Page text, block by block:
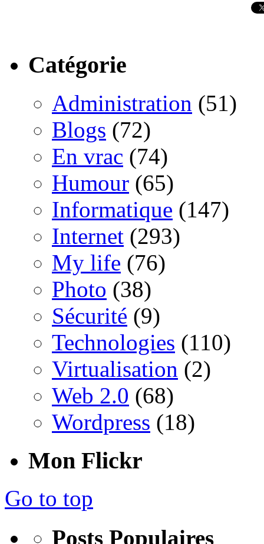
Catégorie
Administration (51)
Blogs (72)
En vrac (74)
Humour (65)
Informatique (147)
Internet (293)
My life (76)
Photo (38)
Sécurité (9)
Technologies (110)
Virtualisation (2)
Web 2.0 (68)
Wordpress (18)
Mon Flickr
Go to top
Posts Populaires